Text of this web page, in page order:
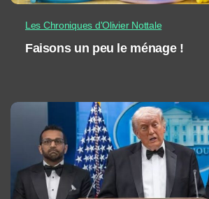
Les Chroniques d'Olivier Nottale
Faisons un peu le ménage !